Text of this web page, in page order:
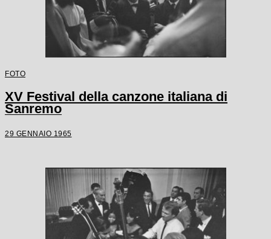
FOTO
XV Festival della canzone italiana di
Sanremo
29 GENNAIO 1965